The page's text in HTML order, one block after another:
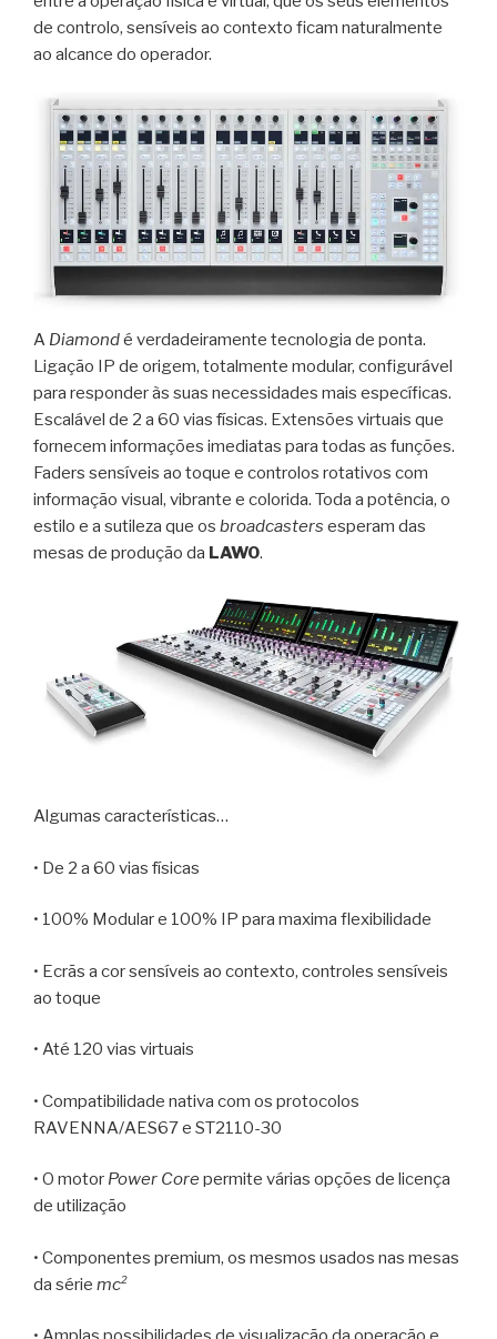
de controlo, sensíveis ao contexto ficam naturalmente
ao alcance do operador.
A Diamondé verdadeiramente tecnologia de ponta.
Ligação IP de origem, totalmente modular, configurável
para responder às suas necessidades mais específicas.
Escalável de 2 a 60 vias físicas. Extensões virtuais que
fornecem informações imediatas para todas as funções.
Faders sensíveis ao toque e controlos rotativos com
informação visual, vibrante e colorida. Toda a potência, o
estilo e a sutileza que os broadcasters esperam das
mesas de produção da LAWO.
Algumas características…
• De 2 a 60 vias físicas
• 100% Modular e 100% IP para maxima flexibilidade
• Ecrãs a cor sensíveis ao contexto, controles sensíveis
ao toque
• Até 120 vias virtuais
• Compatibilidade nativa com os protocolos
RAVENNA/AES67 e ST2110-30
• O motor Power Core permite várias opções de licença
de utilização
• Componentes premium, os mesmos usados nas mesas
da série mc²